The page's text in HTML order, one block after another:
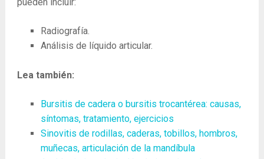
Radiografía.
Análisis de líquido articular.
Lea también:
Bursitis de cadera o bursitis trocantérea: causas,
síntomas, tratamiento, ejercicios
Sinovitis de rodillas, caderas, tobillos, hombros,
muñecas, articulación de la mandíbula